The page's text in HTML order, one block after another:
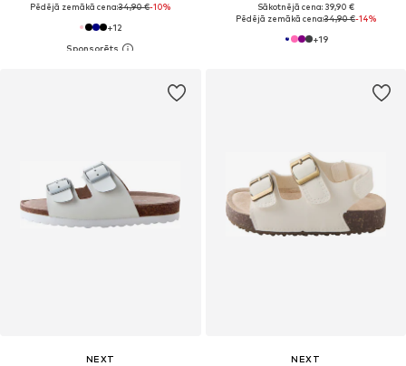
Pēdējā zemākā cena:34,90 €-10%
+12
Sākotnējā cena: 39,90 €
Pēdējā zemākā cena:34,90 €-14%
+19
NEXT
NEXT